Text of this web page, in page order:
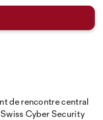
de rencontre central
Cyber Security